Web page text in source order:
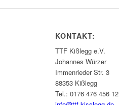
KONTAKT:
TTF Kißlegg e.V.
Johannes Würzer
Immenrieder Str. 3
88353 Kißlegg
Tel.: 0176 476 456 12